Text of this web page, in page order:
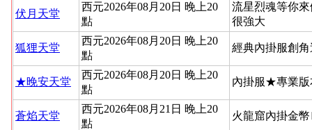
伏月天堂
西元2026年08月20日 晚上20
點
流星烈魂等你
很強大
狐狸天堂
西元2026年08月20日 晚上20
點
經典內掛服創
★晚安天堂
西元2026年08月20日 晚上20
點
內掛服★專業
蒼焰天堂
西元2026年08月21日 晚上20
點
火龍窟內掛金